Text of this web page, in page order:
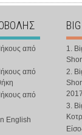
από
από
από
English
1.
2.
3.